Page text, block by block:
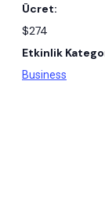
Ücret:
$274
Etkinlik
Business